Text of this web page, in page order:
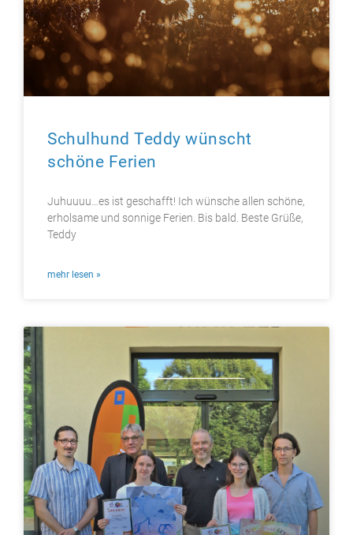
Schulhund Teddy wünscht
schöne Ferien
Juhuuuu…es ist geschafft! Ich wünsche allen schöne,
erholsame und sonnige Ferien. Bis bald. Beste Grüße,
Teddy
mehr lesen »